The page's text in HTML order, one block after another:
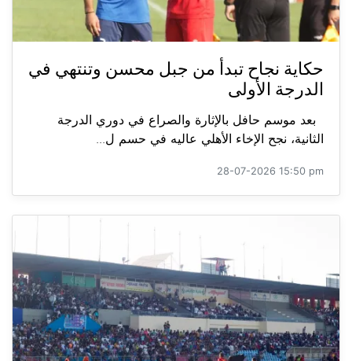
حكاية نجاح تبدأ من جبل محسن وتنتهي في
الدرجة الأولى
بعد موسم حافل بالإثارة والصراع في دوري الدرجة
الثانية، نجح الإخاء الأهلي عاليه في حسم ل...
28-07-2026 15:50 pm